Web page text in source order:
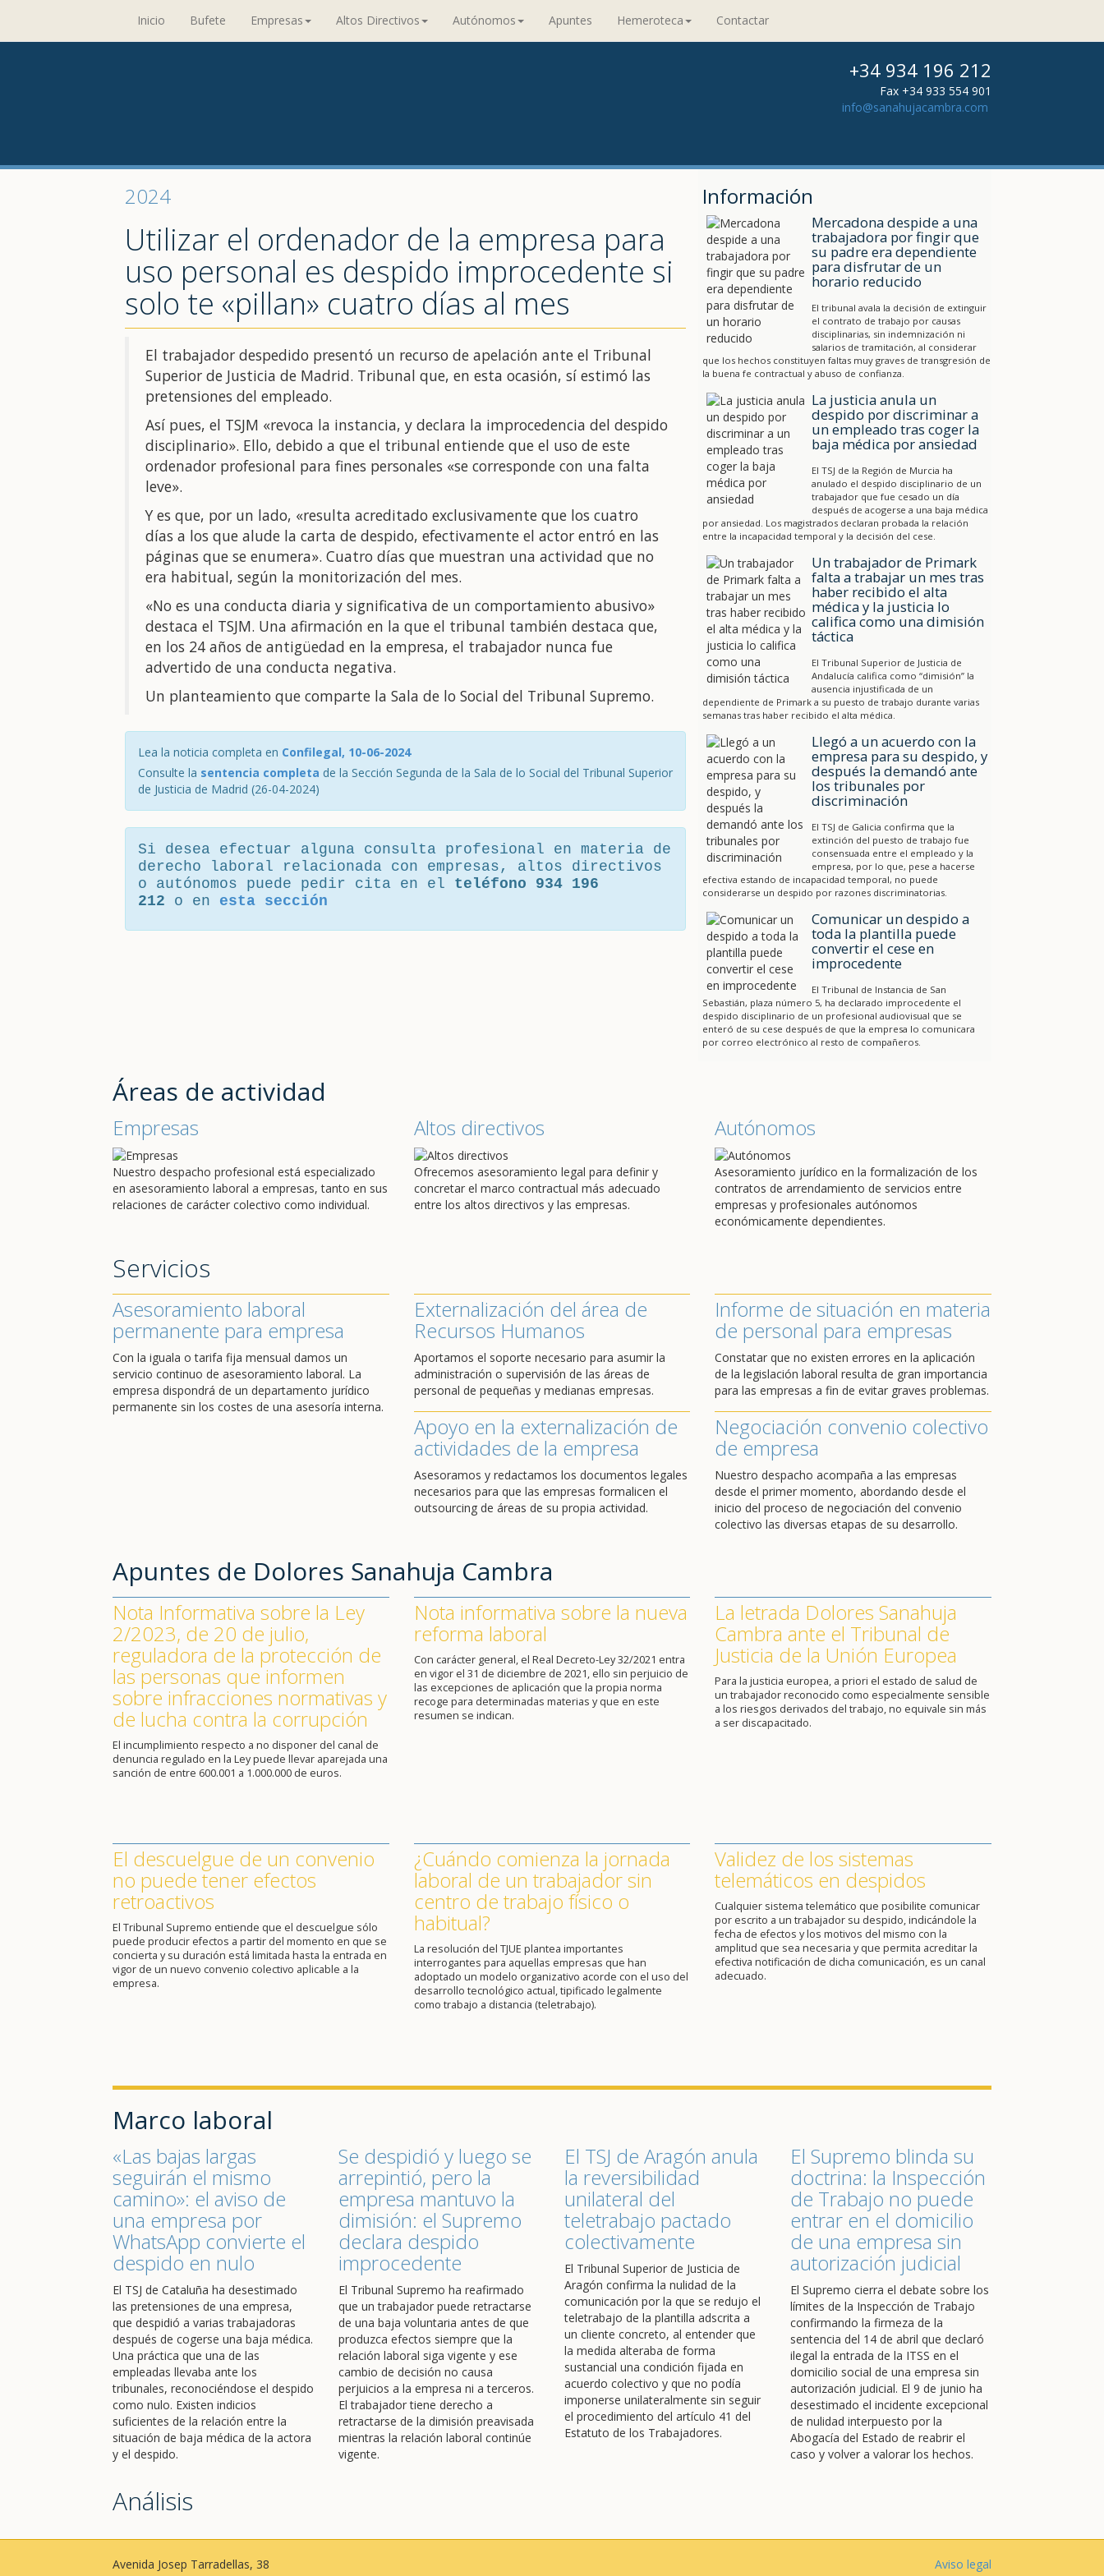
Inicio Bufete Empresas Altos Directivos Autónomos Apuntes Hemeroteca Contactar
+34 934 196 212
Fax +34 933 554 901
info@sanahujacambra.com
2024
Utilizar el ordenador de la empresa para
uso personal es despido improcedente si
solo te «pillan» cuatro días al mes
El trabajador despedido presentó un recurso de apelación ante el Tribunal
Superior de Justicia de Madrid. Tribunal que, en esta ocasión, sí estimó las
pretensiones del empleado.
Así pues, el TSJM «revoca la instancia, y declara la improcedencia del despido
disciplinario». Ello, debido a que el tribunal entiende que el uso de este
ordenador profesional para fines personales «se corresponde con una falta
leve».
Y es que, por un lado, «resulta acreditado exclusivamente que los cuatro
días a los que alude la carta de despido, efectivamente el actor entró en las
páginas que se enumera». Cuatro días que muestran una actividad que no
era habitual, según la monitorización del mes.
«No es una conducta diaria y significativa de un comportamiento abusivo»
destaca el TSJM. Una afirmación en la que el tribunal también destaca que,
en los 24 años de antigüedad en la empresa, el trabajador nunca fue
advertido de una conducta negativa.
Un planteamiento que comparte la Sala de lo Social del Tribunal Supremo.
Lea la noticia completa en Confilegal, 10-06-2024
Consulte la sentencia completa de la Sección Segunda de la Sala de lo Social del Tribunal Superior
de Justicia de Madrid (26-04-2024)
Si desea efectuar alguna consulta profesional en materia de
derecho laboral relacionada con empresas, altos directivos
o autónomos puede pedir cita en el teléfono 934 196
212 o en esta sección
Información
Mercadona despide a una
trabajadora por fingir que
su padre era dependiente
para disfrutar de un
horario reducido
El tribunal avala la decisión de extinguir
el contrato de trabajo por causas
disciplinarias, sin indemnización ni
salarios de tramitación, al considerar
que los hechos constituyen faltas muy graves de transgresión de
la buena fe contractual y abuso de confianza.
La justicia anula un
despido por discriminar a
un empleado tras coger la
baja médica por ansiedad
El TSJ de la Región de Murcia ha
anulado el despido disciplinario de un
trabajador que fue cesado un día
después de acogerse a una baja médica
por ansiedad. Los magistrados declaran probada la relación
entre la incapacidad temporal y la decisión del cese.
Un trabajador de Primark
falta a trabajar un mes tras
haber recibido el alta
médica y la justicia lo
califica como una dimisión
táctica
El Tribunal Superior de Justicia de
Andalucía califica como “dimisión” la
ausencia injustificada de un
dependiente de Primark a su puesto de trabajo durante varias
semanas tras haber recibido el alta médica.
Llegó a un acuerdo con la
empresa para su despido, y
después la demandó ante
los tribunales por
discriminación
El TSJ de Galicia confirma que la
extinción del puesto de trabajo fue
consensuada entre el empleado y la
empresa, por lo que, pese a hacerse
efectiva estando de incapacidad temporal, no puede
considerarse un despido por razones discriminatorias.
Comunicar un despido a
toda la plantilla puede
convertir el cese en
improcedente
El Tribunal de Instancia de San
Sebastián, plaza número 5, ha declarado improcedente el
despido disciplinario de un profesional audiovisual que se
enteró de su cese después de que la empresa lo comunicara
por correo electrónico al resto de compañeros.
Áreas de actividad
Empresas
Nuestro despacho profesional está especializado
en asesoramiento laboral a empresas, tanto en sus
relaciones de carácter colectivo como individual.
Altos directivos
Ofrecemos asesoramiento legal para definir y
concretar el marco contractual más adecuado
entre los altos directivos y las empresas.
Autónomos
Asesoramiento jurídico en la formalización de los
contratos de arrendamiento de servicios entre
empresas y profesionales autónomos
económicamente dependientes.
Servicios
Asesoramiento laboral
permanente para empresa
Con la iguala o tarifa fija mensual damos un
servicio continuo de asesoramiento laboral. La
empresa dispondrá de un departamento jurídico
permanente sin los costes de una asesoría interna.
Externalización del área de
Recursos Humanos
Aportamos el soporte necesario para asumir la
administración o supervisión de las áreas de
personal de pequeñas y medianas empresas.
Informe de situación en materia
de personal para empresas
Constatar que no existen errores en la aplicación
de la legislación laboral resulta de gran importancia
para las empresas a fin de evitar graves problemas.
Apoyo en la externalización de
actividades de la empresa
Asesoramos y redactamos los documentos legales
necesarios para que las empresas formalicen el
outsourcing de áreas de su propia actividad.
Negociación convenio colectivo
de empresa
Nuestro despacho acompaña a las empresas
desde el primer momento, abordando desde el
inicio del proceso de negociación del convenio
colectivo las diversas etapas de su desarrollo.
Apuntes de Dolores Sanahuja Cambra
Nota Informativa sobre la Ley
2/2023, de 20 de julio,
reguladora de la protección de
las personas que informen
sobre infracciones normativas y
de lucha contra la corrupción
El incumplimiento respecto a no disponer del canal de
denuncia regulado en la Ley puede llevar aparejada una
sanción de entre 600.001 a 1.000.000 de euros.
Nota informativa sobre la nueva
reforma laboral
Con carácter general, el Real Decreto-Ley 32/2021 entra
en vigor el 31 de diciembre de 2021, ello sin perjuicio de
las excepciones de aplicación que la propia norma
recoge para determinadas materias y que en este
resumen se indican.
La letrada Dolores Sanahuja
Cambra ante el Tribunal de
Justicia de la Unión Europea
Para la justicia europea, a priori el estado de salud de
un trabajador reconocido como especialmente sensible
a los riesgos derivados del trabajo, no equivale sin más
a ser discapacitado.
El descuelgue de un convenio
no puede tener efectos
retroactivos
El Tribunal Supremo entiende que el descuelgue sólo
puede producir efectos a partir del momento en que se
concierta y su duración está limitada hasta la entrada en
vigor de un nuevo convenio colectivo aplicable a la
empresa.
¿Cuándo comienza la jornada
laboral de un trabajador sin
centro de trabajo físico o
habitual?
La resolución del TJUE plantea importantes
interrogantes para aquellas empresas que han
adoptado un modelo organizativo acorde con el uso del
desarrollo tecnológico actual, tipificado legalmente
como trabajo a distancia (teletrabajo).
Validez de los sistemas
telemáticos en despidos
Cualquier sistema telemático que posibilite comunicar
por escrito a un trabajador su despido, indicándole la
fecha de efectos y los motivos del mismo con la
amplitud que sea necesaria y que permita acreditar la
efectiva notificación de dicha comunicación, es un canal
adecuado.
Marco laboral
«Las bajas largas
seguirán el mismo
camino»: el aviso de
una empresa por
WhatsApp convierte el
despido en nulo
El TSJ de Cataluña ha desestimado
las pretensiones de una empresa,
que despidió a varias trabajadoras
después de cogerse una baja médica.
Una práctica que una de las
empleadas llevaba ante los
tribunales, reconociéndose el despido
como nulo. Existen indicios
suficientes de la relación entre la
situación de baja médica de la actora
y el despido.
Se despidió y luego se
arrepintió, pero la
empresa mantuvo la
dimisión: el Supremo
declara despido
improcedente
El Tribunal Supremo ha reafirmado
que un trabajador puede retractarse
de una baja voluntaria antes de que
produzca efectos siempre que la
relación laboral siga vigente y ese
cambio de decisión no causa
perjuicios a la empresa ni a terceros.
El trabajador tiene derecho a
retractarse de la dimisión preavisada
mientras la relación laboral continúe
vigente.
El TSJ de Aragón anula
la reversibilidad
unilateral del
teletrabajo pactado
colectivamente
El Tribunal Superior de Justicia de
Aragón confirma la nulidad de la
comunicación por la que se redujo el
teletrabajo de la plantilla adscrita a
un cliente concreto, al entender que
la medida alteraba de forma
sustancial una condición fijada en
acuerdo colectivo y que no podía
imponerse unilateralmente sin seguir
el procedimiento del artículo 41 del
Estatuto de los Trabajadores.
El Supremo blinda su
doctrina: la Inspección
de Trabajo no puede
entrar en el domicilio
de una empresa sin
autorización judicial
El Supremo cierra el debate sobre los
límites de la Inspección de Trabajo
confirmando la firmeza de la
sentencia del 14 de abril que declaró
ilegal la entrada de la ITSS en el
domicilio social de una empresa sin
autorización judicial. El 9 de junio ha
desestimado el incidente excepcional
de nulidad interpuesto por la
Abogacía del Estado de reabrir el
caso y volver a valorar los hechos.
Análisis
Avenida Josep Tarradellas, 38
Aviso legal